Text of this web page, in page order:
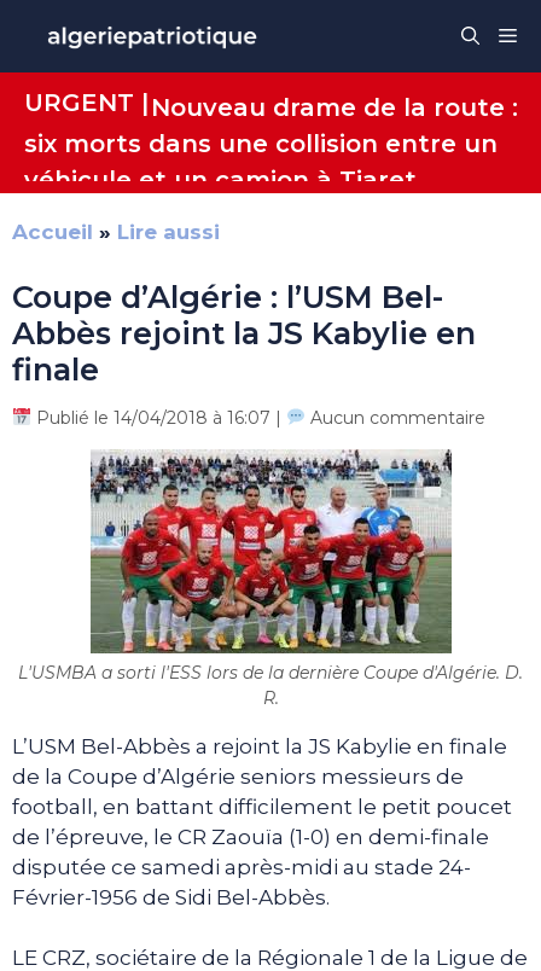
contenu
URGENT | Nouveau drame de la route :
six morts dans une collision entre un
véhicule et un camion à Tiaret
Accueil » Lire aussi
Coupe d’Algérie : l’USM Bel-
Abbès rejoint la JS Kabylie en
finale
Publié le 14/04/2018 à 16:07 | Aucun commentaire
L'USMBA a sorti l'ESS lors de la dernière Coupe d'Algérie. D.
R.
L’USM Bel-Abbès a rejoint la JS Kabylie en finale
de la Coupe d’Algérie seniors messieurs de
football, en battant difficilement le petit poucet
de l’épreuve, le CR Zaouïa (1-0) en demi-finale
disputée ce samedi après-midi au stade 24-
Février-1956 de Sidi Bel-Abbès.
LE CRZ, sociétaire de la Régionale 1 de la Ligue de